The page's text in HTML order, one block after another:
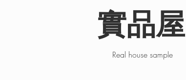
實品屋
Real house sample